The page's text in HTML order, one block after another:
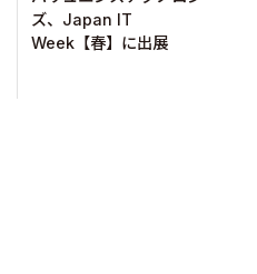
ズ、Japan IT
Week【春】に出展